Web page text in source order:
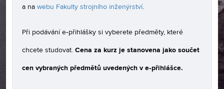
a na webu Fakulty strojního inženýrství.
Při podávání e‑přihlášky si vyberete předměty, které
chcete studovat. Cena za kurz je stanovena jako součet
cen vybraných předmětů uvedených v e‑přihlášce.